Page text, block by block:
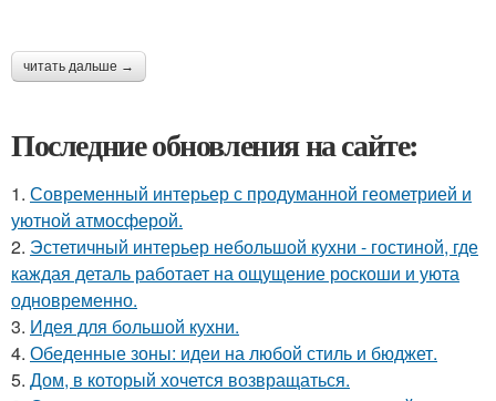
читать дальше →
Последние обновления на сайте:
1. Современный интерьер с продуманной геометрией и
уютной атмосферой.
2. Эстетичный интерьер небольшой кухни - гостиной, где
каждая деталь работает на ощущение роскоши и уюта
одновременно.
3. Идея для большой кухни.
4. Обеденные зоны: идеи на любой стиль и бюджет.
5. Дом, в который хочется возвращаться.